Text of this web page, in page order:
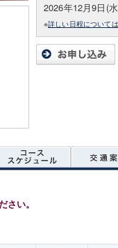
2026年12月9日(
※詳しい日程について
さい。